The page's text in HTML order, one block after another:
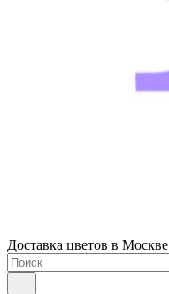
Доставка цветов в Москве